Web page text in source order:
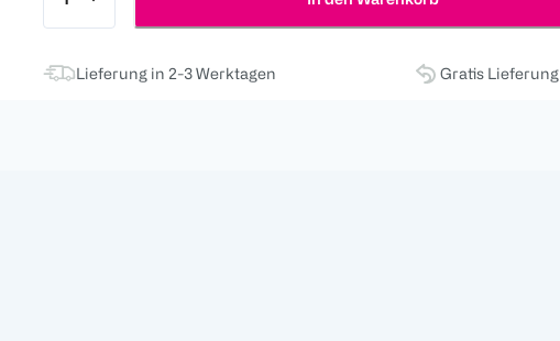
Lieferung in 2-3 Werktagen Gratis